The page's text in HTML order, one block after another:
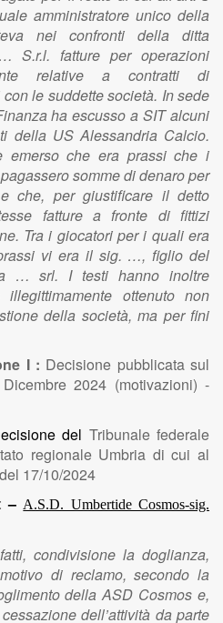
amministratore unico della
nei confronti della ditta
fatture per operazioni
relative a contratti di
le suddette società. In sede
ha escusso a SIT alcuni
della US Alessandria Calcio.
emerso che era prassi che i
somme di denaro per
che, per giustificare il detto
fatture a fronte di fittizi
Tra i giocatori per i quali era
vi era il sig. …, figlio del
… srl. I testi hanno inoltre
ottenuto non
della società, ma per fini
I : Decisione pubblicata sul
2024 (motivazioni) -
del Tribunale federale
regionale Umbria di cui al
17/10/2024
–A.S.D. Umbertide Cosmos-sig.
condivisione la doglianza,
di reclamo, secondo la
della ASD Cosmos e,
dell’attività da parte